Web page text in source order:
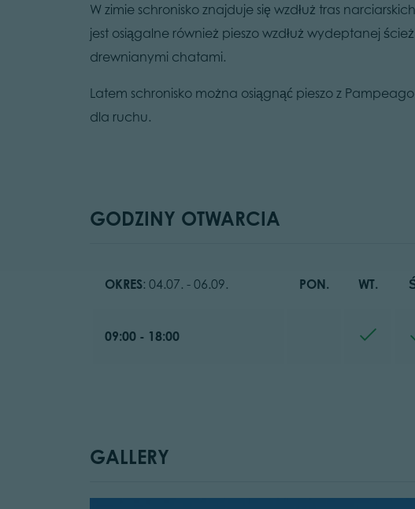
W zimie schronisko znajduje się wzdłuż tras
jest osiągalne również pieszo wzdłuż wydeptanej
drewnianymi chatami.
Latem schronisko można osiągnąć pieszo z
dla ruchu.
GODZINY OTWARCIA
OKRES: 04.07. - 06.09. PON. WT.
09:00 - 18:00
GALLERY